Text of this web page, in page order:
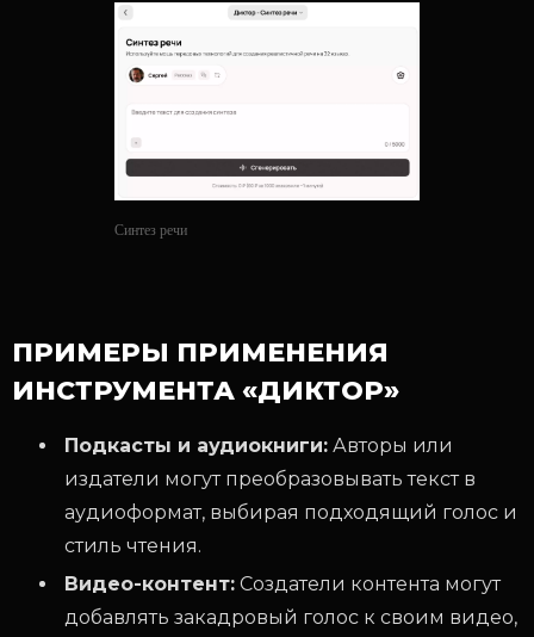
Синтез речи
ПРИМЕРЫ ПРИМЕНЕНИЯ
ИНСТРУМЕНТА «ДИКТОР»
Подкасты и аудиокниги: Авторы или
издатели могут преобразовывать текст в
аудиоформат, выбирая подходящий голос и
стиль чтения.
Видео-контент: Создатели контента могут
добавлять закадровый голос к своим видео,